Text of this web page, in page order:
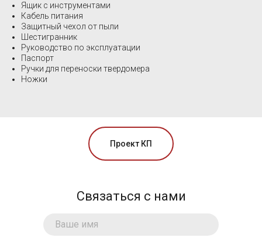
Ящик с инструментами
Кабель питания
Защитный чехол от пыли
Шестигранник
Руководство по эксплуатации
Паспорт
Ручки для переноски твердомера
Ножки
Проект КП
Связаться с нами